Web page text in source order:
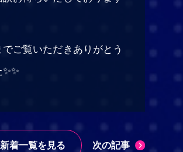
ご覧いただきありがとう
新着一覧を見る 次の記事